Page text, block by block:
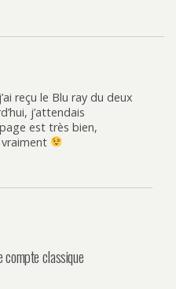
reçu le Blu ray du deux
j’attendais
est très bien,
compte classique